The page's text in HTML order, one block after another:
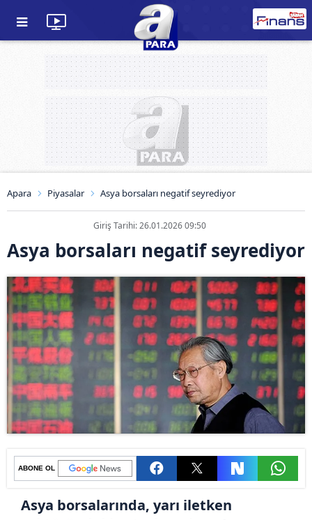
Apara Piyasalar Asya borsaları negatif seyrediyor
Giriş Tarihi: 26.01.2026 09:50
Asya borsaları negatif seyrediyor
ABONE OL
Asya borsalarında, yarı iletken